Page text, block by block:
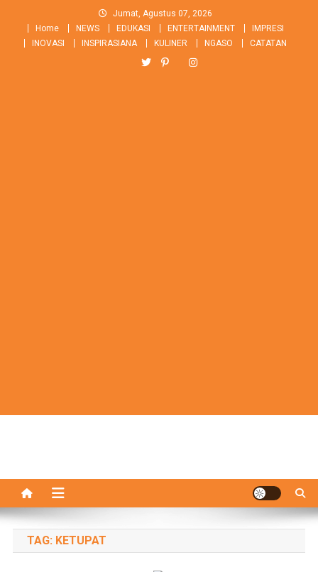
content
Jumat, Agustus 07, 2026
Home
NEWS EDUKASI ENTERTAINMENT
IMPRESI
INOVASI
INSPIRASIANA KULINER NGASO CATATAN
TAG: KETUPAT